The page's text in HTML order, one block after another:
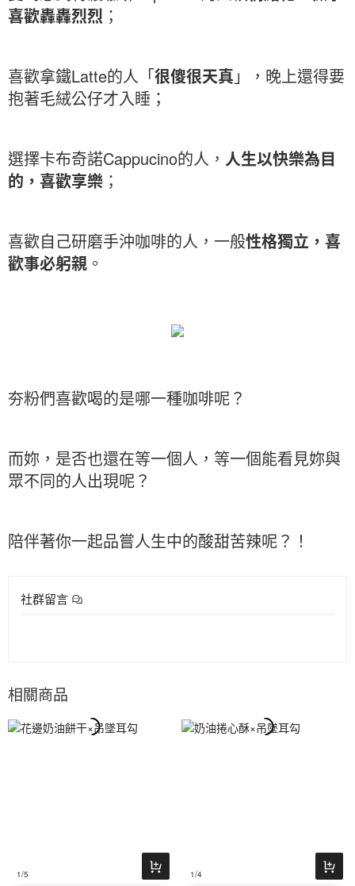
喜歡轟轟烈烈 ；
喜歡拿鐵Latte的人「很傻很天真 」，晚上還得要
抱著毛絨公仔才入睡；
選擇卡布奇諾Cappucino的人， 人生以快樂為目
的，喜歡享樂 ；
喜歡自己研磨手沖咖啡的人，一般性格獨立，喜
歡事必躬親 。
夯粉們喜歡喝的是哪一種咖啡呢？
而妳，是否也還在等一個人，等一個能看見妳與
眾不同的人出現呢？
陪伴著你一起品嘗人生中的酸甜苦辣呢？！
社群留言
相關商品
1/5 1/4